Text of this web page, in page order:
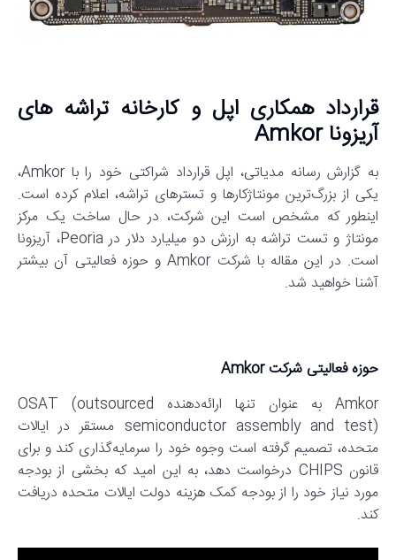
قرارداد همکاری اپل و کارخانه تراشه‌ های
آریزونا Amkor
به گزارش رسانه مدیاتی، اپل قرارداد شراکتی خود را با Amkor،
یکی از بزرگ‌ترین مونتاژکارها و تسترهای تراشه، اعلام کرده است.
اینطور که مشخص است این شرکت، در حال ساخت یک مرکز
مونتاژ و تست تراشه به ارزش دو میلیارد دلار در Peoria، آریزونا
است. در این مقاله با شرکت Amkor و حوزه فعالیتی آن بیشتر
آشنا خواهید شد.
حوزه فعالیتی شرکت Amkor
Amkor به عنوان تنها ارائه‌دهنده OSAT (outsourced
semiconductor assembly and test) مستقر در ایالات
متحده، تصمیم گرفته است وجوه خود را سرمایه‌گذاری کند و برای
قانون CHIPS درخواست دهد، به این امید که بخشی از بودجه
مورد نیاز خود را از بودجه کمک هزینه دولت ایالات متحده دریافت
کند.